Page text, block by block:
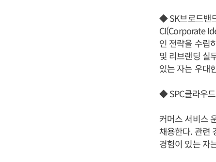
◆ SK브로드밴
CI(Corporate
인 전략을 수립
및 리브랜딩 실
있는 자는 우대
◆ SPC클라우
커머스 서비스
채용한다. 관련
경험이 있는 자